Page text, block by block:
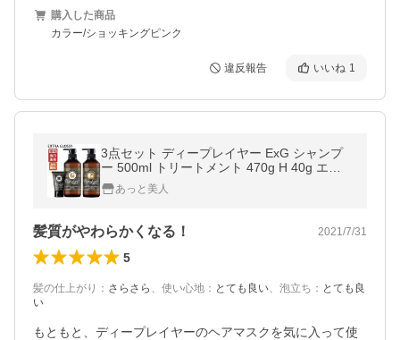
購入した商品
カラー/ショッキングピンク
違反報告 いいね 1
3点セット ディープレイヤー ExG シャンプ
ー 500ml トリートメント 470g H 40g エク
ストラグロッシー ダメージ毛用 サロン専売
品 ビューティーエクスペリエンス
あっと美人
髪質がやわらかくなる！ 2021/7/31
5
髪の仕上がり ： さらさら 、 使い心地 ： とても良い、 泡立ち ： とても良
い
もともと、ディープレイヤーのヘアマスクを気に入って使